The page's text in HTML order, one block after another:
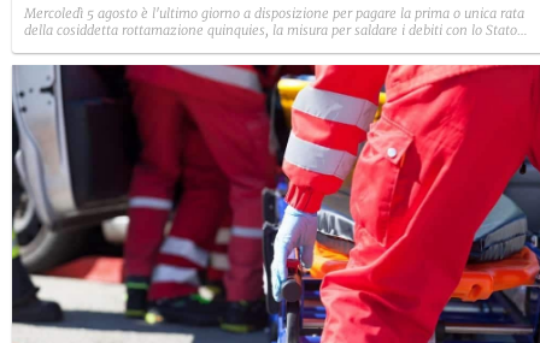
Mercoledì 5 agosto è l'ultimo giorno a disposizione per pagare la prima o unica rata
della cosiddetta rottamazione quinquies, la misura per saldare i debiti con lo Stato
scadenza, altrimenti rischia di perdere i benefici collegati: dopo due rate saltate si
viene esclusi.